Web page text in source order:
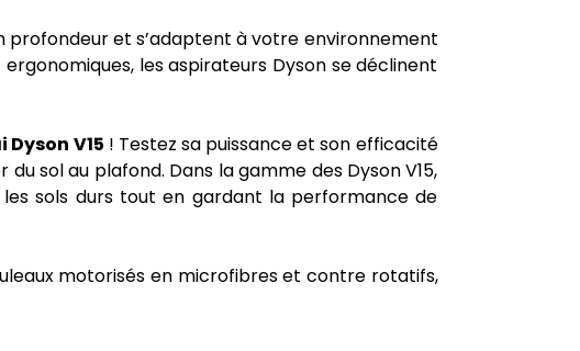
profondeur et s’adaptent à votre environnement
les aspirateurs Dyson se déclinent
V15 ! Testez sa puissance et son efficacité
sol au plafond. Dans la gamme des Dyson V15,
sols durs tout en gardant la performance de
motorisés en microfibres et contre rotatifs,